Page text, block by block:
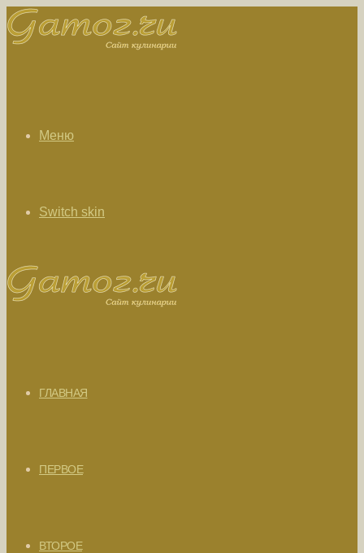
Меню
Switch skin
ГЛАВНАЯ
ПЕРВОЕ
ВТОРОЕ